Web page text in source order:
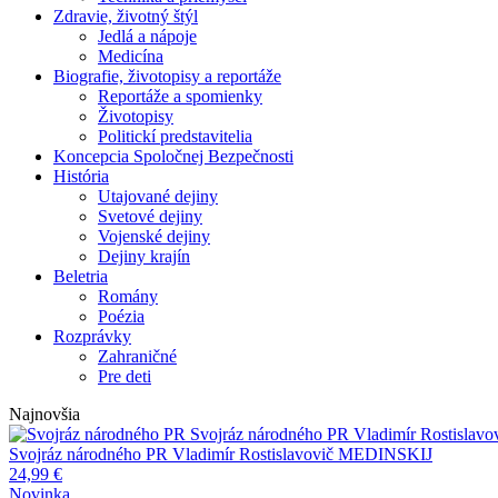
Zdravie, životný štýl
Jedlá a nápoje
Medicína
Biografie, životopisy a reportáže
Reportáže a spomienky
Životopisy
Politickí predstavitelia
Koncepcia Spoločnej Bezpečnosti
História
Utajované dejiny
Svetové dejiny
Vojenské dejiny
Dejiny krajín
Beletria
Romány
Poézia
Rozprávky
Zahraničné
Pre deti
Najnovšia
Svojráz národného PR Vladimír
Svojráz národného PR Vladimír Rostislavovič MEDINSKIJ
24,99 €
Novinka